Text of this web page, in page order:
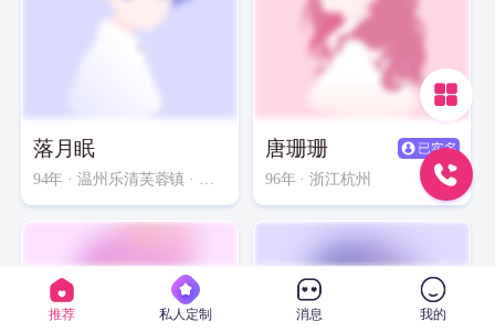
落月眠
94年 · 温州乐清芙蓉镇 · 中专以下 · 部门经理
唐珊珊
96年 · 浙江杭州
推荐 私人定制 消息 我的